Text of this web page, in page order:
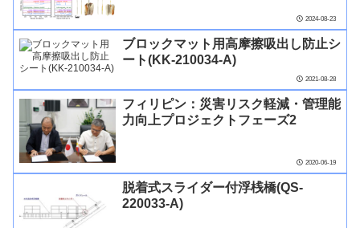
2024-08-23
ブロックマット用高摩擦吸出し防止シ
ート(KK-210034-A)
2021-08-28
フィリピン：災害リスク軽減・管理能
力向上プロジェクトフェーズ2
2020-06-19
脱着式スライダー付浮桟橋(QS-
220033-A)